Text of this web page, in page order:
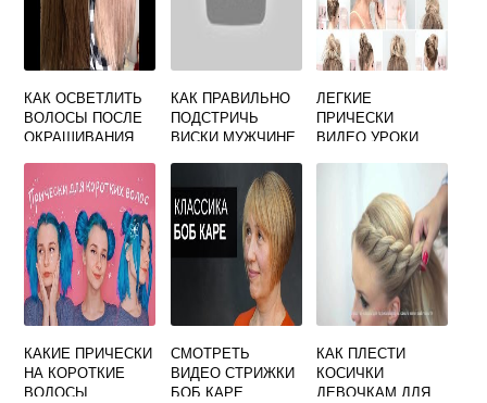
КАК ОСВЕТЛИТЬ
ВОЛОСЫ ПОСЛЕ
ОКРАШИВАНИЯ
КАК ПРАВИЛЬНО
ПОДСТРИЧЬ
ВИСКИ МУЖЧИНЕ
ЛЕГКИЕ
ПРИЧЕСКИ
ВИДЕО УРОКИ
КАКИЕ ПРИЧЕСКИ
НА КОРОТКИЕ
ВОЛОСЫ
СМОТРЕТЬ
ВИДЕО СТРИЖКИ
БОБ КАРЕ
КАК ПЛЕСТИ
КОСИЧКИ
ДЕВОЧКАМ ДЛЯ